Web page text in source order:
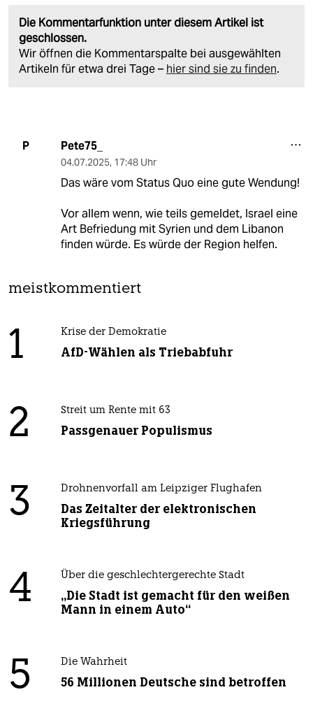
Die Kommentarfunktion unter diesem Artikel ist
geschlossen.
Wir öffnen die Kommentarspalte bei ausgewählten
Artikeln für etwa drei Tage – hier sind sie zu finden.
P Pete75_
04.07.2025, 17:48 Uhr
Das wäre vom Status Quo eine gute Wendung!
Vor allem wenn, wie teils gemeldet, Israel eine
Art Befriedung mit Syrien und dem Libanon
finden würde. Es würde der Region helfen.
meistkommentiert
1 Krise der Demokratie
AfD-Wählen als Triebabfuhr
2 Streit um Rente mit 63
Passgenauer Populismus
3 Drohnenvorfall am Leipziger Flughafen
Das Zeitalter der elektronischen
Kriegsführung
4 Über die geschlechtergerechte Stadt
„Die Stadt ist gemacht für den weißen
Mann in einem Auto“
5 Die Wahrheit
56 Millionen Deutsche sind betroffen